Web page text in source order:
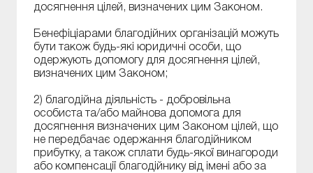
досягнення цілей, визначених цим Законом.
Бенефіціарами благодійних організацій можуть
бути також будь-які юридичні особи, що
одержують допомогу для досягнення цілей,
визначених цим Законом;
2) благодійна діяльність - добровільна
особиста та/або майнова допомога для
досягнення визначених цим Законом цілей, що
не передбачає одержання благодійником
прибутку, а також сплати будь-якої винагороди
або компенсації благодійнику від імені або за